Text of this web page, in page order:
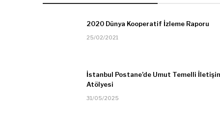
2020 Dünya Kooperatif İzleme Raporu
25/02/2021
İstanbul Postane’de Umut Temelli
Atölyesi
31/05/2025